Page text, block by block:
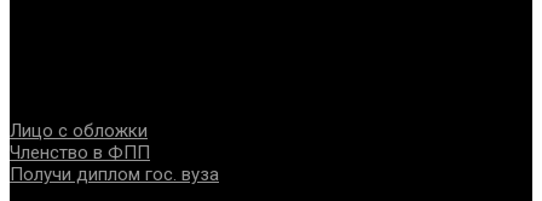
Лицо с обложки
Членство в ФПП
Получи диплом гос. вуза